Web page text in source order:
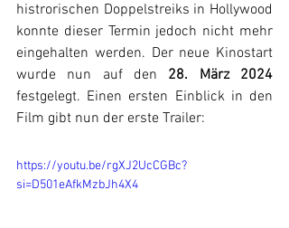
histrorischen Doppelstreiks in Hollywood
konnte dieser Termin jedoch nicht mehr
eingehalten werden. Der neue Kinostart
wurde nun auf den 28. März 2024
festgelegt. Einen ersten Einblick in den
Film gibt nun der erste Trailer:
https://youtu.be/rgXJ2UcCGBc?
si=D501eAfkMzbJh4X4